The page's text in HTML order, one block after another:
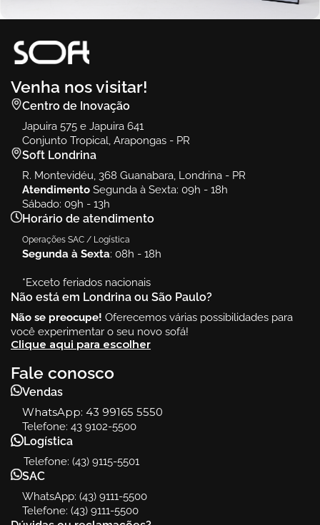
Venha nos visitar!
Centro de Inovação
Japuira 575 e Japuira 641
Conjunto Tropical, Arapongas - PR
Soft Londrina
R. Montevidéu, 368 Guanabara, Londrina - PR
Atendimento Segunda à Sexta: 09h - 18h
Sábado: 09h - 13h
Horário de atendimento
Operações SAC / Logística
Segunda à Sexta: 08h - 18h
*Exceto feriados nacionais
Não está em Londrina ou São Paulo?
Não se preocupe! Oferecemos várias possibilidades para
você experimentar o seu novo sofá!
Clique aqui para escolher
Fale conosco
Vendas
WhatsApp: 43 99165 5550
Telefone: 43 9102-5500
Logística
Telefone: (43) 9115-5501
SAC
WhatsApp: (43) 9111-5500
Telefone: (43) 9111-5500